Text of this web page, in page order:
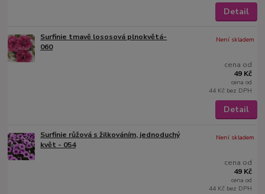
Detail
Surfinie tmavě lososová plnokvětá-
060
cena od
49 Kč
cena od
44 Kč bez DPH
Není skladem
Detail
Surfinie růžová s žilkováním, jednoduchý
květ - 054
cena od
49 Kč
cena od
44 Kč bez DPH
Není skladem